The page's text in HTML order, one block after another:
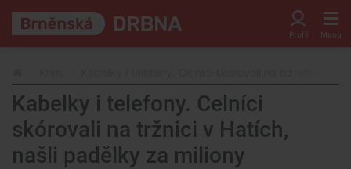
Kabelky i telefony. Celníci
skórovali na tržnici v Hatích,
našli padělky za miliony